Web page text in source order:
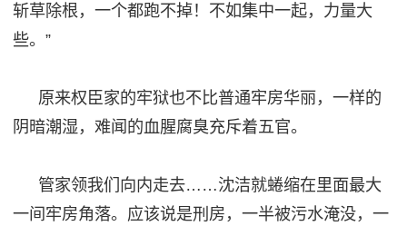
斩草除根，一个都跑不掉！不如集中一起，力量大
些。”
原来权臣家的牢狱也不比普通牢房华丽，一样的
阴暗潮湿，难闻的血腥腐臭充斥着五官。
管家领我们向内走去……沈洁就蜷缩在里面最大
一间牢房角落。应该说是刑房，一半被污水淹没，一